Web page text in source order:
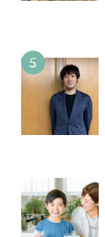
5